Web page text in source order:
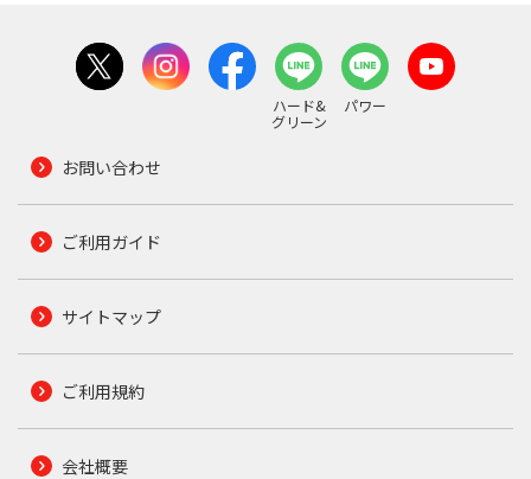
ハード&
グリーン
パワー
お問い合わせ
ご利用ガイド
サイトマップ
ご利用規約
会社概要